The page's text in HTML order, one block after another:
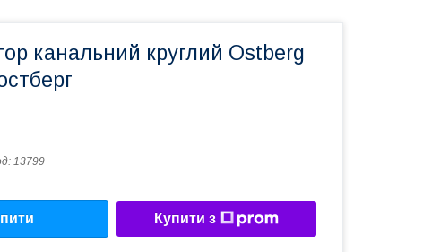
канальний круглий Ostberg
13799
Купити з